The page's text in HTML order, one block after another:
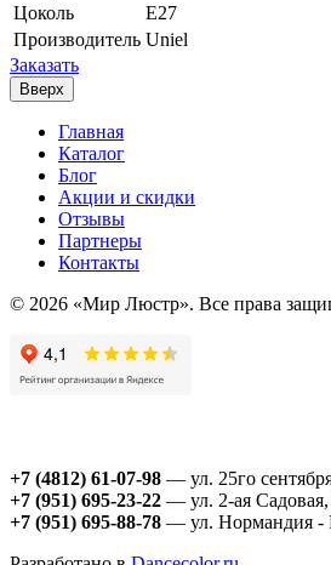
Цоколь
E27
Производитель Uniel
Заказать
Вверх
Главная
Каталог
Блог
Акции и скидки
Отзывы
Партнеры
Контакты
© 2026 «Мир Люстр». Все права
+7 (4812) 61-07-98 — ул. 25го
+7 (951) 695-23-22 — ул. 2-ая Садовая,
+7 (951) 695-88-78 — ул. Нормандия